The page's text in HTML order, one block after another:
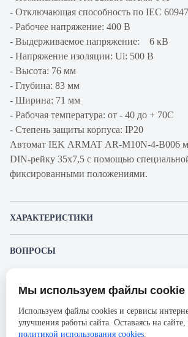
- Отключающая способность по IEC
- Рабочее напряжение: 400 В
- Выдерживаемое напряжение: 6 кВ
- Напряжение изоляции: Ui: 500 В
- Высота: 76 мм
- Глубина: 83 мм
- Ширина: 71 мм
- Рабочая температура: от - 40 до + 70С
- Степень защиты корпуса: IP20
Автомат IEK ARMAT AR-M10N-4-B006
DIN-рейку 35x7,5 с помощью
фиксированными положениями.
ХАРАКТЕРИСТИКИ
Производитель
Серия
ВОПРОСЫ
Пожалуйста, авторизуйтесь, чтобы
Представленные изображения и характеристики могут
без предварительного уведомления. Компания
ответственности в случае не соответствия текущей
размещённым в карточке товара.
Мы используем файлы cookie
Используем файлы cookies и сервисы
улучшения работы сайта. Оставаясь на сайте,
политикой использования cookies.